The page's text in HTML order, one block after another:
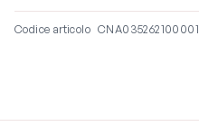
Codice articolo CNA035262100001